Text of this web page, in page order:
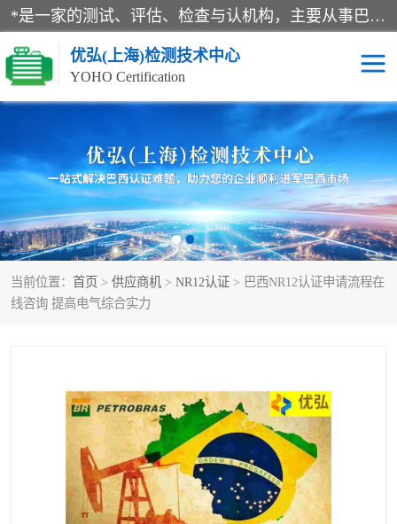
*是一家的测试、评估、检查与认机构，主要从事巴西NR10认证、NR12认证、NR13认证；ANATEL认证、INMTRO认证，欧盟CE认证：MD认证，PED认证，MID认证，ATEX认证，德国蓝色天使认证。
优弘(上海)检测技术中心
YOHO Certification
当前位置： 首页 > 供应商机 > NR12认证 > 巴西NR12认证申请流程在
线咨询 提高电气综合实力
RECYCLASS认证 NR10认证
NR12认证 NR13认证
ART认证 巴西NR认证
巴西认证 RETIE认证